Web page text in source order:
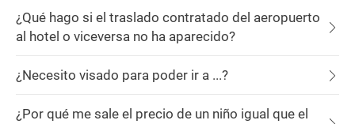
¿Qué hago si el traslado contratado del aeropuerto
al hotel o viceversa no ha aparecido?
¿Necesito visado para poder ir a ...?
¿Por qué me sale el precio de un niño igual que el